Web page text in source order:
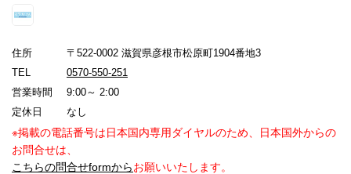
住所
〒522-0002 滋賀県彦根市松原町1904番地3
TEL
0570-550-251
営業時間
9:00～ 2:00
定休日
なし
※掲載の電話番号は日本国内専用ダイヤルのため、日本国外からの
お問合せは、
こちらの問合せformからお願いいたします。